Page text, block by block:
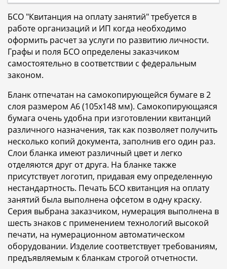
БСО "Квитанция на оплату занятий" требуется в
работе организаций и ИП когда необходимо
оформить расчет за услуги по развитию личности.
Графы и поля БСО определены заказчиком
самостоятельно в соответствии с федеральным
законом.
Бланк отпечатан на самокопирующейся бумаге в 2
слоя размером A6 (105x148 мм). Самокопирующаяся
бумага очень удобна при изготовлении квитанций
различного назначения, так как позволяет получить
несколько копий документа, заполнив его один раз.
Слои бланка имеют различный цвет и легко
отделяются друг от друга. На бланке также
присутствует логотип, придавая ему определенную
нестандартность. Печать БСО квитанция на оплату
занятий была выполнена офсетом в одну краску.
Серия выбрана заказчиком, нумерация выполнена в
шесть знаков с применением технологий высокой
печати, на нумерационном автоматическом
оборудовании. Изделие соответствует требованиям,
предъявляемым к бланкам строгой отчетности.